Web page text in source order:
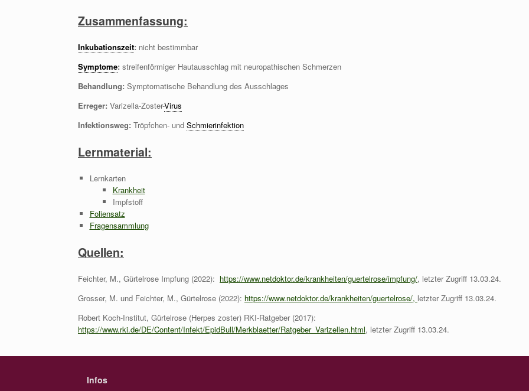
Zusammenfassung:
Inkubationszeit: nicht bestimmbar
Symptome: streifenförmiger Hautausschlag mit neuropathischen Schmerzen
Behandlung: Symptomatische Behandlung des Ausschlages
Erreger: Varizella-Zoster-Virus
Infektionsweg: Tröpfchen- und Schmierinfektion
Lernmaterial:
Lernkarten
Krankheit
Impfstoff
Foliensatz
Fragensammlung
Quellen:
Feichter, M., Gürtelrose Impfung (2022): https://www.netdoktor.de/krankheiten/guertelrose/impfung/, letzter Zugriff 13.03.24.
Grosser, M. und Feichter, M., Gürtelrose (2022): https://www.netdoktor.de/krankheiten/guertelrose/, letzter Zugriff 13.03.24.
Robert Koch-Institut, Gürtelrose (Herpes zoster) RKI-Ratgeber (2017):
https://www.rki.de/DE/Content/Infekt/EpidBull/Merkblaetter/Ratgeber_Varizellen.html, letzter Zugriff 13.03.24.
Infos